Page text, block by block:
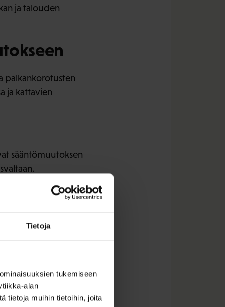
Tietoja
tukemiseen
alan
tietoja muihin tietoihin, joita
ja talouden
palkankorotusten
ja kattavien
sääntömuutoksen
hajautuu, Lauri